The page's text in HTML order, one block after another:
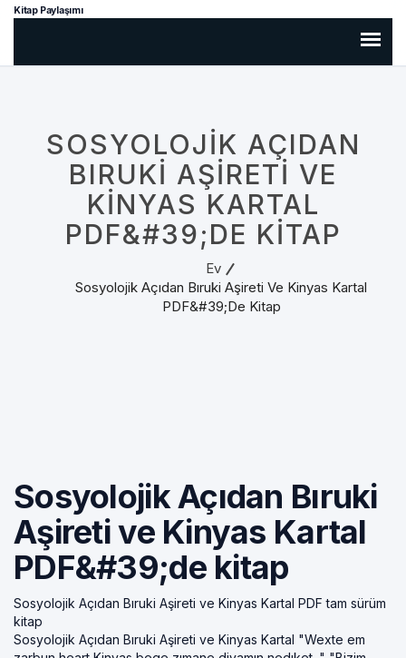
Kitap Paylaşımı
SOSYOLOJIK AÇIDAN
BIRUKI AŞIRETI VE
KINYAS KARTAL
PDF&#39;DE KITAP
Ev
Sosyolojik Açıdan Bıruki Aşireti Ve Kinyas Kartal
PDF&#39;de Kitap
Sosyolojik Açıdan Bıruki
Aşireti ve Kinyas Kartal
PDF&#39;de kitap
Sosyolojik Açıdan Bıruki Aşireti ve Kinyas Kartal PDF tam sürüm
kitap
Sosyolojik Açıdan Bıruki Aşireti ve Kinyas Kartal "Wexte em